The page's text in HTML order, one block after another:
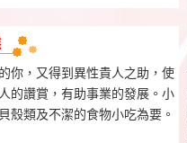
你，又得到異性貴人之助，使
的讚賞，有助事業的發展。小
殼類及不潔的食物小吃為要。